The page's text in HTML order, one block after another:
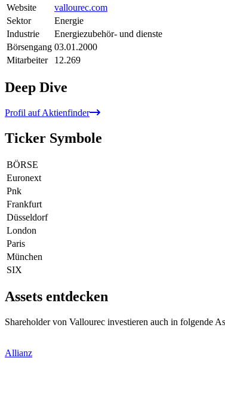
Website
vallourec.com
Sektor
Energie
Industrie
Energiezubehör- und dienste
Börsengang 03.01.2000
Mitarbeiter
12.269
Deep Dive
Profil auf Aktienfinder
Ticker Symbole
BÖRSE
Euronext
Pnk
Frankfurt
Düsseldorf
London
Paris
München
SIX
Assets entdecken
Shareholder von Vallourec investieren auch in folgende
Allianz